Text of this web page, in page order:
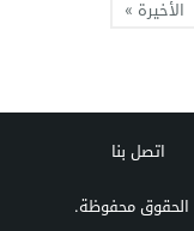
الأخيرة »
اتصل بنا